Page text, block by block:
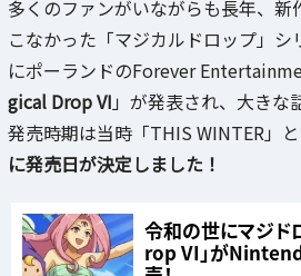
多くのファンがいながらも長年、新
こなかった「マジカルドロップ」
にポーランドのForever
gical Drop VI 」が発表され、大きな
発売時期は当時「THIS WINTER」と
に発売日が決定しました！